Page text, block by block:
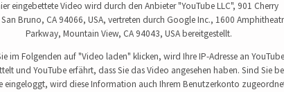
eingebettete Video wird durch den Anbieter "YouTube LLC", 901 Cherry
San Bruno, CA 94066, USA, vertreten durch Google Inc., 1600
Parkway, Mountain View, CA 94043, USA bereitgestellt.
im Folgenden auf "Video laden" klicken, wird Ihre IP-Adresse an YouTube
und YouTube erfährt, dass Sie das Video angesehen haben. Sind Sie
eingeloggt, wird diese Information auch Ihrem Benutzerkonto